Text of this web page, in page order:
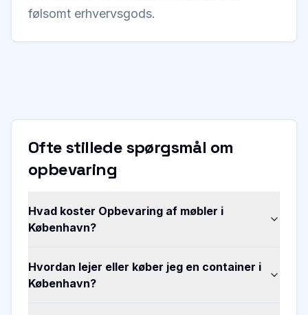
følsomt erhvervsgods.
Ofte stillede spørgsmål om
opbevaring
Hvad koster Opbevaring af møbler i
København?
Hvordan lejer eller køber jeg en container i
København?